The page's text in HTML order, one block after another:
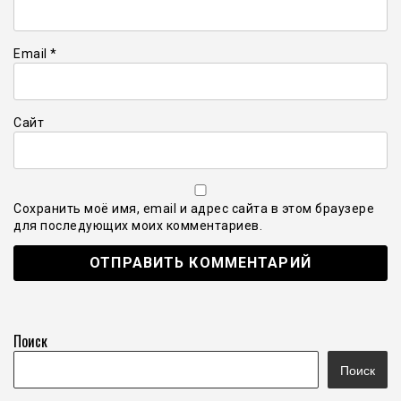
Email *
Сайт
Сохранить моё имя, email и адрес сайта в этом браузере
для последующих моих комментариев.
Поиск
Поиск